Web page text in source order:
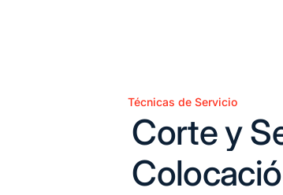
Posted
in
Técnicas de Servicio
Corte y